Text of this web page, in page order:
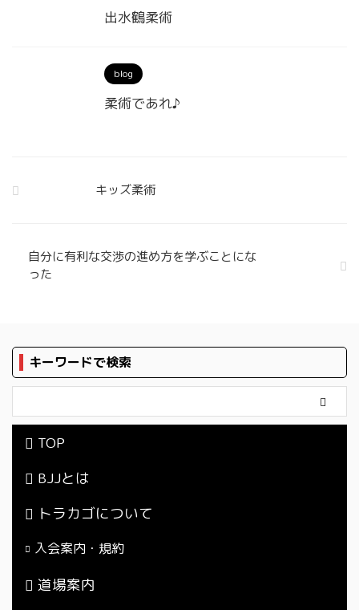
出水鶴柔術
blog
柔術であれ♪
キッズ柔術
自分に有利な交渉の進め方を学ぶことにな
った
キーワードで検索
TOP
BJJとは
トラカゴについて
入会案内・規約
道場案内